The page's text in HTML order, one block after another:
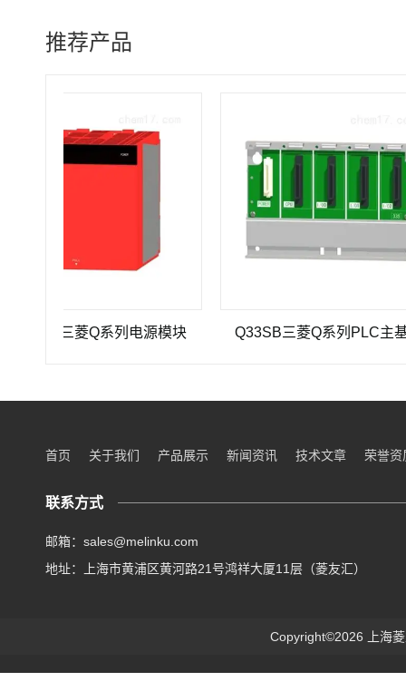
推荐产品
三菱Q系列电源模块 Q33SB三菱Q系列PLC主基板
首页 关于我们 产品展示 新闻资讯 技术文章 荣誉资
联系方式
邮箱：sales@melinku.com
地址：上海市黄浦区黄河路21号鸿祥大厦11层（菱友汇）
Copyright©2026 上海